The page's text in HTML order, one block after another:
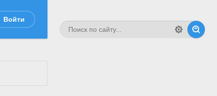
Войти